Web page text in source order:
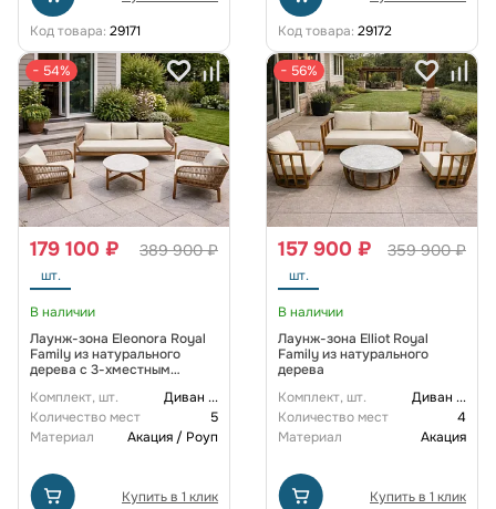
Код товара: 29171
Код товара: 29172
− 54%
389 900 ₽
179 100 ₽
шт.
В наличии
Лаунж-зона Eleonora Royal
Family из натурального
дерева с 3-хместным
Комплект, шт. Диван ...
Количество мест
5
Материал
Акация / Роуп
Купить в 1 клик
− 56%
359 900 ₽
157 900 ₽
шт.
В наличии
Лаунж-зона Elliot Royal
Family из натурального
дерева
Комплект, шт.
Диван ...
Количество мест
4
Материал
Акация
Купить в 1 клик